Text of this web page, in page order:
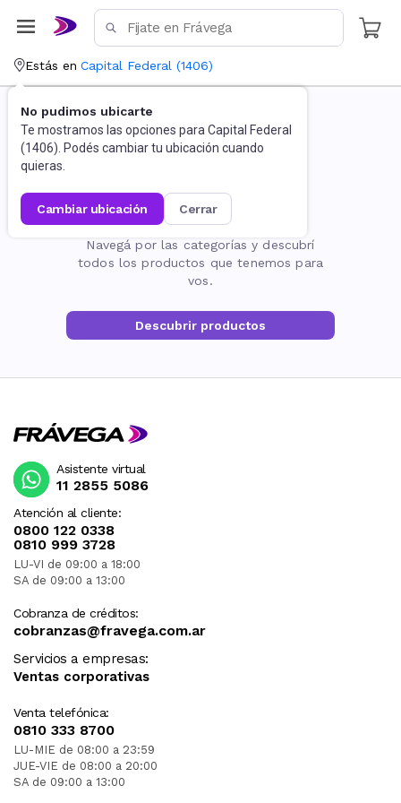
Estás en Capital Federal (1406)
No pudimos ubicarte
Te mostramos las opciones para Capital Federal
(1406). Podés cambiar tu ubicación cuando
quieras.
cambiar ubicación cerrar
La página no existe
Navegá por las categorías y descubrí
todos los productos que tenemos para
vos.
Descubrir productos
Atención al cliente:
0800 122 0338
0810 999 3728
LU-VI de 09:00 a 18:00
SA de 09:00 a 13:00
Cobranza de créditos:
cobranzas@fravega.com.ar
Servicios a empresas:
Ventas corporativas
Venta telefónica:
0810 333 8700
LU-MIE de 08:00 a 23:59
JUE-VIE de 08:00 a 20:00
SA de 09:00 a 13:00
Asistente virtual
11 2855 5086